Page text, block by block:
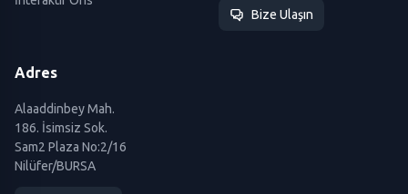
Bize Ulaşın
Adres
Alaaddinbey Mah.
186. İsimsiz Sok.
Sam2 Plaza No:2/16
Nilüfer/BURSA